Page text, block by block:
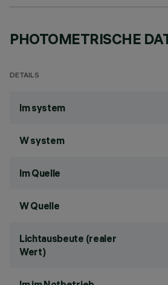
PHOTOMETRISCHE
DETAILS
lm system
W system
lm Quelle
W Quelle
Lichtausbeute (realer
Wert)